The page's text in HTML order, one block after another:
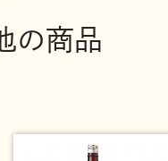
の商品